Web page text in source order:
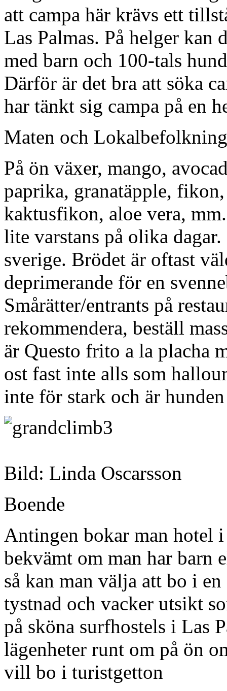
att campa här krävs ett
Las Palmas. På helger kan
med barn och 100-tals
Därför är det bra att söka
har tänkt sig campa på en
Maten och
På ön växer, mango,
paprika, granatäpple,
kaktusfikon, aloe vera,
lite varstans på olika
sverige. Brödet är oftast
deprimerande för en
Smårätter/entrants på
rekommendera, beställ
är Questo frito a la placha
ost fast inte alls som
inte för stark och är
Bild: Linda Oscarsson
Boende
Antingen bokar man hotel
bekvämt om man har barn
så kan man välja att bo i
tystnad och vacker utsikt
på sköna surfhostels i Las
lägenheter runt om på ön
vill bo i turistgetton